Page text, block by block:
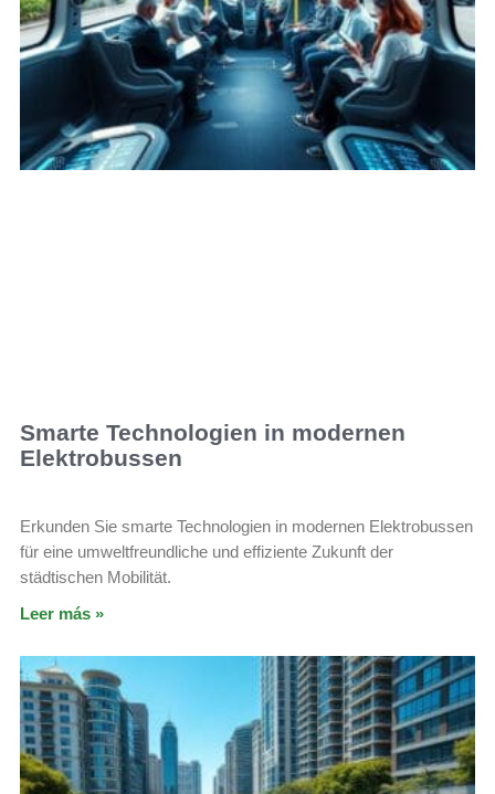
Smarte Technologien in modernen
Elektrobussen
Erkunden Sie smarte Technologien in modernen Elektrobussen
für eine umweltfreundliche und effiziente Zukunft der
städtischen Mobilität.
Leer más »